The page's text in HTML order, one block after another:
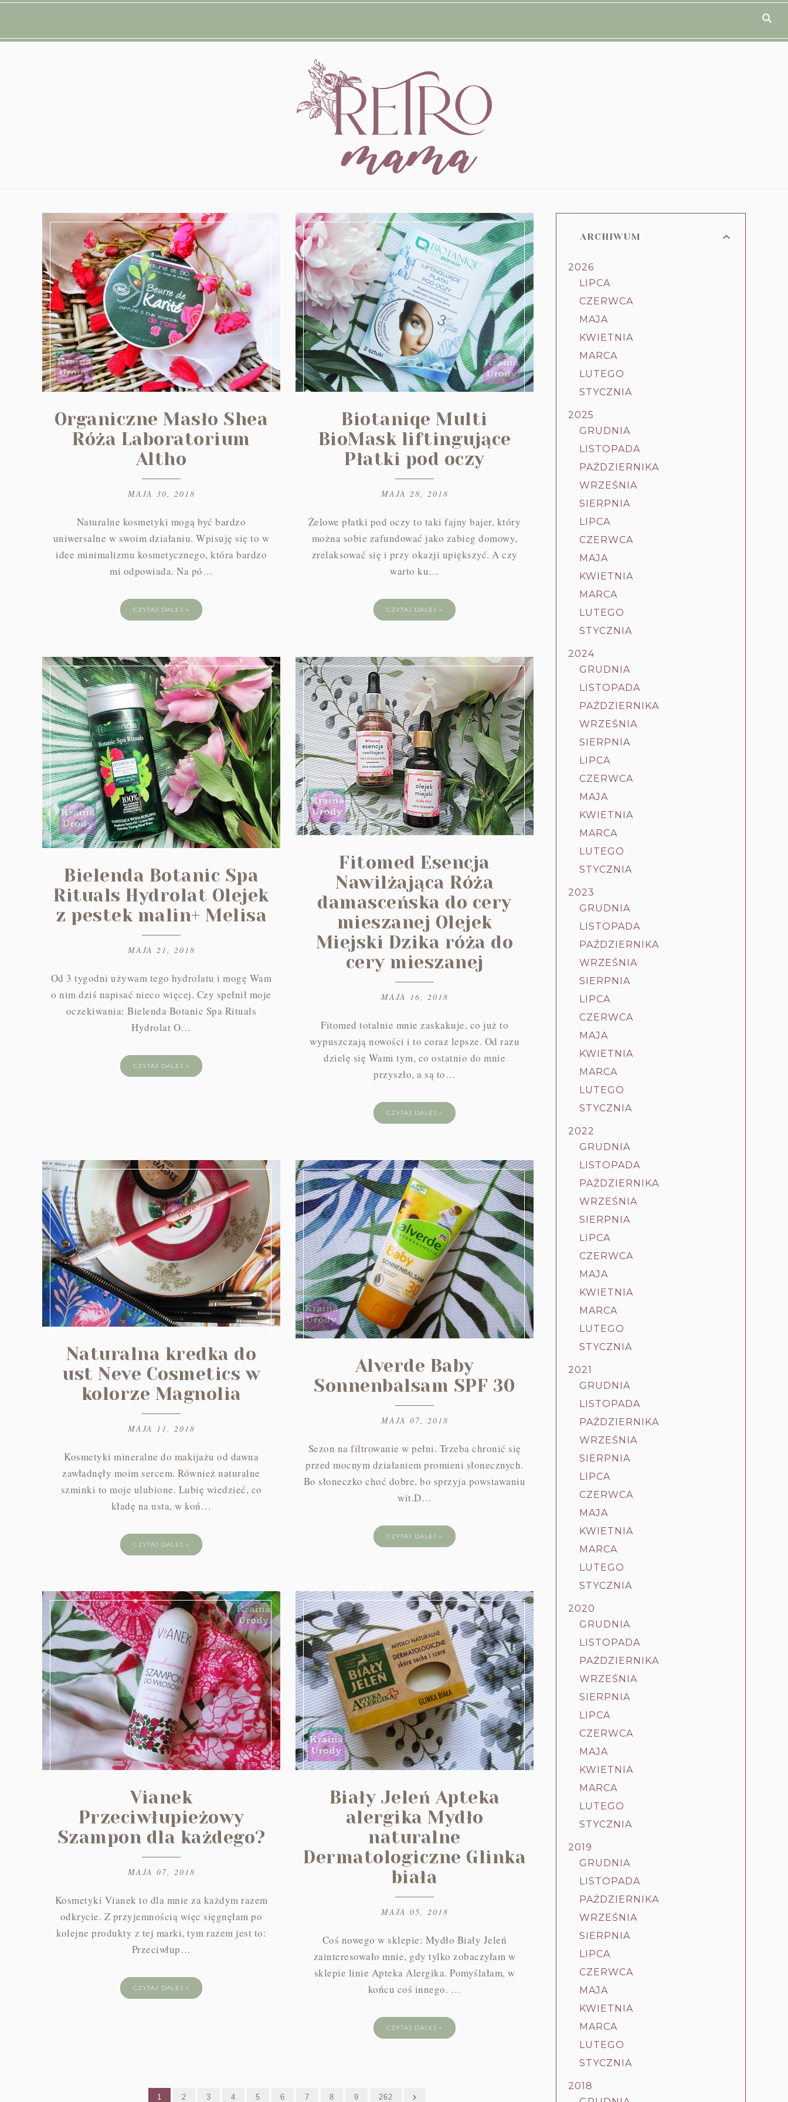
Organiczne Masło Shea
Róża Laboratorium
Altho
MAJA 30, 2018
Naturalne kosmetyki mogą być bardzo
uniwersalne w swoim działaniu. Wpisuję się to w
idee minimalizmu kosmetycznego, która bardzo
mi odpowiada. Na pó…
CZYTAJ DALEJ »
Biotaniqe Multi
BioMask liftingujące
Płatki pod oczy
MAJA 28, 2018
Żelowe płatki pod oczy to taki fajny bajer, który
można sobie zafundować jako zabieg domowy,
zrelaksować się i przy okazji upiększyć. A czy
warto ku…
CZYTAJ DALEJ »
Bielenda Botanic Spa
Rituals Hydrolat Olejek
z pestek malin+ Melisa
MAJA 21, 2018
Od 3 tygodni używam tego hydrolatu i mogę Wam
o nim dziś napisać nieco więcej. Czy spełnił moje
oczekiwania: Bielenda Botanic Spa Rituals
Hydrolat O…
CZYTAJ DALEJ »
Fitomed Esencja
Nawilżająca Róża
damasceńska do cery
mieszanej Olejek
Miejski Dzika róża do
cery mieszanej
MAJA 16, 2018
Fitomed totalnie mnie zaskakuje, co już to
wypuszczają nowości i to coraz lepsze. Od razu
dzielę się Wami tym, co ostatnio do mnie
przyszło, a są to…
CZYTAJ DALEJ »
Naturalna kredka do
ust Neve Cosmetics w
kolorze Magnolia
MAJA 11, 2018
Kosmetyki mineralne do makijażu od dawna
zawładnęły moim sercem. Również naturalne
szminki to moje ulubione. Lubię wiedzieć, co
kładę na usta, w koń…
CZYTAJ DALEJ »
Alverde Baby
Sonnenbalsam SPF 30
MAJA 07, 2018
Sezon na filtrowanie w pełni. Trzeba chronić się
przed mocnym działaniem promieni słonecznych.
Bo słoneczko choć dobre, bo sprzyja powstawaniu
wit.D…
CZYTAJ DALEJ »
Vianek
Przeciwłupieżowy
Szampon dla każdego?
MAJA 07, 2018
Kosmetyki Vianek to dla mnie za każdym razem
odkrycie. Z przyjemnością więc sięgnęłam po
kolejne produkty z tej marki, tym razem jest to:
Przeciwłup…
CZYTAJ DALEJ »
Biały Jeleń Apteka
alergika Mydło
naturalne
Dermatologiczne Glinka
biała
MAJA 05, 2018
Coś nowego w sklepie: Mydło Biały Jeleń
zainteresowało mnie, gdy tylko zobaczyłam w
sklepie linie Apteka Alergika. Pomyślałam, w
końcu coś innego. …
CZYTAJ DALEJ »
1 2 3 4 5 6 7 8 9 262
ARCHIWUM
2026
LIPCA
CZERWCA
MAJA
KWIETNIA
MARCA
LUTEGO
STYCZNIA
2025
GRUDNIA
LISTOPADA
PAŹDZIERNIKA
WRZEŚNIA
SIERPNIA
LIPCA
CZERWCA
MAJA
KWIETNIA
MARCA
LUTEGO
STYCZNIA
2024
GRUDNIA
LISTOPADA
PAŹDZIERNIKA
WRZEŚNIA
SIERPNIA
LIPCA
CZERWCA
MAJA
KWIETNIA
MARCA
LUTEGO
STYCZNIA
2023
GRUDNIA
LISTOPADA
PAŹDZIERNIKA
WRZEŚNIA
SIERPNIA
LIPCA
CZERWCA
MAJA
KWIETNIA
MARCA
LUTEGO
STYCZNIA
2022
GRUDNIA
LISTOPADA
PAŹDZIERNIKA
WRZEŚNIA
SIERPNIA
LIPCA
CZERWCA
MAJA
KWIETNIA
MARCA
LUTEGO
STYCZNIA
2021
GRUDNIA
LISTOPADA
PAŹDZIERNIKA
WRZEŚNIA
SIERPNIA
LIPCA
CZERWCA
MAJA
KWIETNIA
MARCA
LUTEGO
STYCZNIA
2020
GRUDNIA
LISTOPADA
PAŹDZIERNIKA
WRZEŚNIA
SIERPNIA
LIPCA
CZERWCA
MAJA
KWIETNIA
MARCA
LUTEGO
STYCZNIA
2019
GRUDNIA
LISTOPADA
PAŹDZIERNIKA
WRZEŚNIA
SIERPNIA
LIPCA
CZERWCA
MAJA
KWIETNIA
MARCA
LUTEGO
STYCZNIA
2018